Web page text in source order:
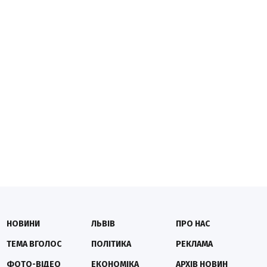
НОВИНИ
ТЕМА ВГОЛОС
ФОТО-ВІДЕО
ЛЬВІВ
ПОЛІТИКА
ЕКОНОМІКА
ПРО НАС
РЕКЛАМА
АРХІВ НОВИН